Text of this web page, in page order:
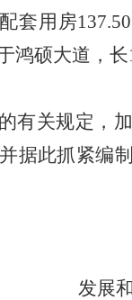
套用房
鸿硕大道，
有关规定，
据此抓紧编
发展